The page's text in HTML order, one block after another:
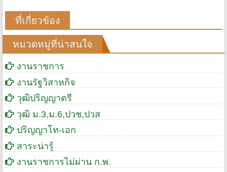
ที่เกี่ยวข้อง
หมวดหมู่ที่น่าสนใจ
งานราชการ
งานรัฐวิสาหกิจ
วุฒิปริญญาตรี
วุฒิ ม.3,ม.6,ปวช,ปวส
ปริญญาโท-เอก
สาระน่ารู้
งานราชการไม่ผ่าน ก.พ.